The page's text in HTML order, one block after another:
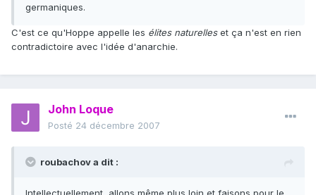
germaniques.
C'est ce qu'Hoppe appelle les élites naturelleset ça n'est en rien
contradictoire avec l'idée d'anarchie.
John Loque
Posté 24 décembre 2007
roubachov a dit :